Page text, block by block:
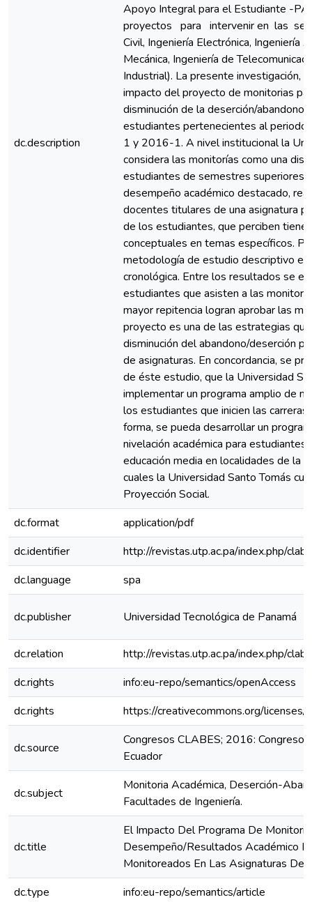
dc.description
Apoyo Integral para el Estudiante -
proyectos para intervenir en las seis
Civil, Ingeniería Electrónica, Ingeniería
Mecánica, Ingeniería de
Industrial). La presente investigación,
impacto del proyecto de monitorias
disminución de la deserción/abandono
estudiantes pertenecientes al
1 y 2016-1. A nivel institucional la
considera las monitorías como una
estudiantes de semestres superiores,
desempeño académico destacado,
docentes titulares de una asignatura
de los estudiantes, que perciben
conceptuales en temas específicos.
metodología de estudio descriptivo
cronológica. Entre los resultados se
estudiantes que asisten a las
mayor repitencia logran aprobar las
proyecto es una de las estrategias
disminución del abandono/deserción
de asignaturas. En concordancia, se
de éste estudio, que la Universidad
implementar un programa amplio de
los estudiantes que inicien las
forma, se pueda desarrollar un
nivelación académica para
educación media en localidades de la
cuales la Universidad Santo Tomás
Proyección Social.
dc.format
application/pdf
dc.identifier
http://revistas.utp.ac.pa/index.php/
dc.language
spa
dc.publisher Universidad Tecnológica de Panamá
dc.relation
http://revistas.utp.ac.pa/index.php/
dc.rights
info:eu-repo/semantics/openAccess
dc.rights
https://creativecommons.org/
dc.source
Congresos CLABES; 2016: Congreso
Ecuador
dc.subject
Monitoria Académica, Deserción-
Facultades de Ingeniería.
dc.title
El Impacto Del Programa De
Desempeño/Resultados Académico
Monitoreados En Las Asignaturas De
dc.type
info:eu-repo/semantics/article